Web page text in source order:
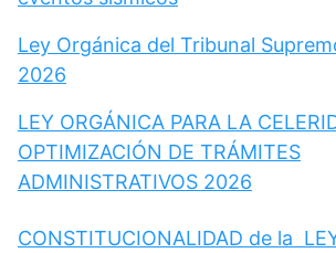
Ley Orgánica del Tribunal
2026
LEY ORGÁNICA PARA LA
OPTIMIZACIÓN DE TRÁMITES
ADMINISTRATIVOS 2026
CONSTITUCIONALIDAD de la